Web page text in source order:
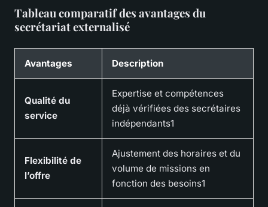
Tableau comparatif des avantages du
secrétariat externalisé
Avantages Description
Qualité du
service
Expertise et compétences
déjà vérifiées des secrétaires
indépendants1
Flexibilité de
l’offre
Ajustement des horaires et du
volume de missions en
fonction des besoins1